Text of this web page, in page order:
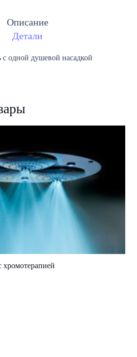
Описание
Детали
с одной душевой насадкой